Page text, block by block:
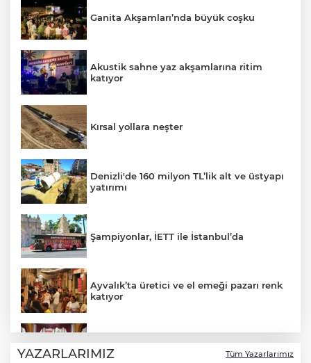
Ganita Akşamları’nda büyük coşku
Akustik sahne yaz akşamlarına ritim
katıyor
Kırsal yollara neşter
Denizli'de 160 milyon TL’lik alt ve üstyapı
yatırımı
Şampiyonlar, İETT ile İstanbul’da
Ayvalık’ta üretici ve el emeği pazarı renk
katıyor
birliği
YAZARLARIMIZ Tüm Yazarlarımız